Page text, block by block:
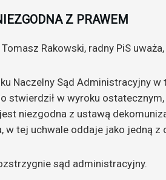
Z PRAWEM
Rakowski, radny PiS
Naczelny Sąd Administracyjny
stwierdził w wyroku
niezgodna z ustawą
w tej uchwale oddaje jako jedną z
sąd administracyjny.